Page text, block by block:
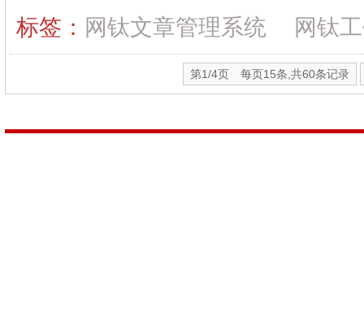
标签： 网钛文章管理系统 网钛
第1/4页 每页15条,共60条记录